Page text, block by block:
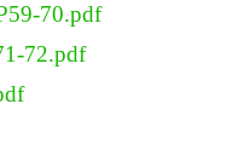
70.pdf
72.pdf